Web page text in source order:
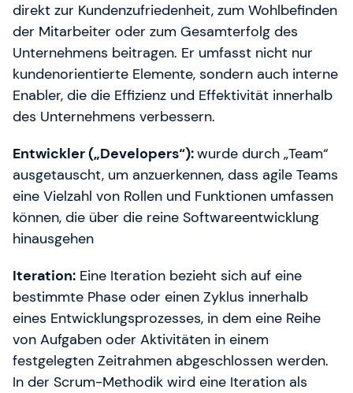
direkt zur Kundenzufriedenheit, zum Wohlbefinden
der Mitarbeiter oder zum Gesamterfolg des
Unternehmens beitragen. Er umfasst nicht nur
kundenorientierte Elemente, sondern auch interne
Enabler, die die Effizienz und Effektivität innerhalb
des Unternehmens verbessern.
Entwickler („Developers“):wurde durch „Team“
ausgetauscht, um anzuerkennen, dass agile Teams
eine Vielzahl von Rollen und Funktionen umfassen
können, die über die reine Softwareentwicklung
hinausgehen
Iteration: Eine Iteration bezieht sich auf eine
bestimmte Phase oder einen Zyklus innerhalb
eines Entwicklungsprozesses, in dem eine Reihe
von Aufgaben oder Aktivitäten in einem
festgelegten Zeitrahmen abgeschlossen werden.
In der Scrum-Methodik wird eine Iteration als